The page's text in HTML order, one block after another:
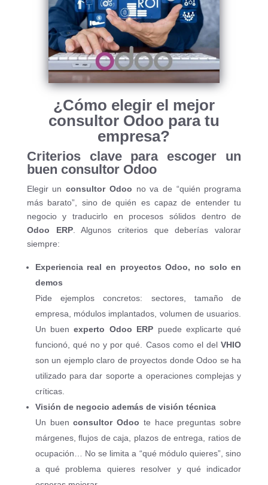
¿Cómo elegir el mejor
consultor Odoo para tu
empresa?
Criterios clave para escoger un
buen consultor Odoo
Elegir unconsultor Odoo no va de “quién programa
más barato”, sino de quién es capaz de entender tu
negocio y traducirlo en procesos sólidos dentro de
Odoo ERP. Algunos criterios que deberías valorar
siempre:
Experiencia real en proyectos Odoo, no solo en
demos
Pide ejemplos concretos: sectores, tamaño de
empresa, módulos implantados, volumen de usuarios.
Un buenexperto Odoo ERP puede explicarte qué
funcionó, qué no y por qué. Casos como el delVHIO
son un ejemplo claro de proyectos donde Odoo se ha
utilizado para dar soporte a operaciones complejas y
críticas.
Visión de negocio además de visión técnica
Un buenconsultor Odoo te hace preguntas sobre
márgenes, flujos de caja, plazos de entrega, ratios de
ocupación… No se limita a “qué módulo quieres”, sino
a qué problema quieres resolver y qué indicador